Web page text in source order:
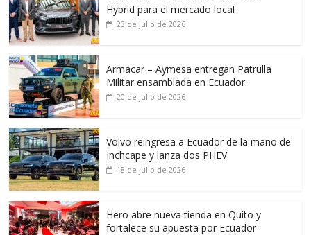
Hybrid para el mercado local
23 de julio de 2026
Armacar – Aymesa entregan Patrulla
Militar ensamblada en Ecuador
20 de julio de 2026
Volvo reingresa a Ecuador de la mano de
Inchcape y lanza dos PHEV
18 de julio de 2026
Hero abre nueva tienda en Quito y
fortalece su apuesta por Ecuador